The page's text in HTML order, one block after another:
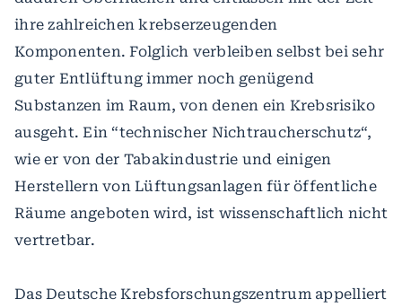
ihre zahlreichen krebserzeugenden
Komponenten. Folglich verbleiben selbst bei sehr
guter Entlüftung immer noch genügend
Substanzen im Raum, von denen ein Krebsrisiko
ausgeht. Ein “technischer Nichtraucherschutz“,
wie er von der Tabakindustrie und einigen
Herstellern von Lüftungsanlagen für öffentliche
Räume angeboten wird, ist wissenschaftlich nicht
vertretbar.
Das Deutsche Krebsforschungszentrum appelliert